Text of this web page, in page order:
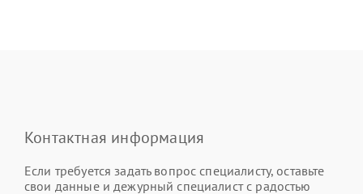
Контактная информация
Если требуется задать вопрос специалисту, оставьте
свои данные и дежурный специалист с радостью